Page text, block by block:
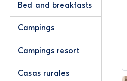
Bed and breakfasts
Campings
Campings resort
Casas rurales